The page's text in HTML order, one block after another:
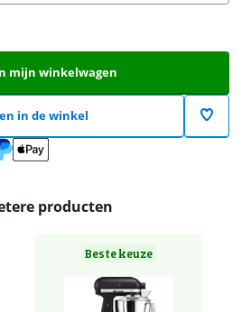
mijn winkelwagen
in de winkel
producten
Beste keuze